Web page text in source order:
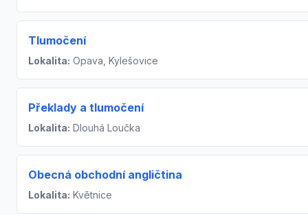
Tlumočení
Lokalita: Opava, Kylešovice
Překlady a tlumočení
Lokalita: Dlouhá Loučka
Obecná obchodní angličtina
Lokalita: Květnice